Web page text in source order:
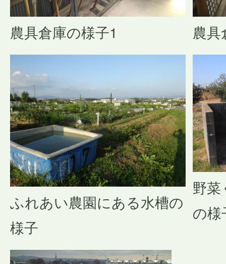
農具倉庫の様子1 農
ふれあい農園にある水槽の
様子
野
の様